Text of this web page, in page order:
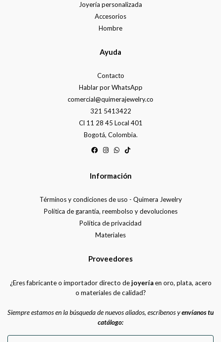
Joyería personalizada
Accesorios
Hombre
Ayuda
Contacto
Hablar por WhatsApp
comercial@quimerajewelry.co
321 5413422
Cl 11 28 45 Local 401
Bogotá, Colombia.
Información
Términos y condiciones de uso - Quimera Jewelry
Política de garantía, reembolso y devoluciones
Política de privacidad
Materiales
Proveedores
¿Eres fabricante o importador directo dejoyeríaen oro, plata, acero
o materiales de calidad?
Siempre estamos en la búsqueda de nuevos aliados, escríbenos yenvíanos tu
catálogo: